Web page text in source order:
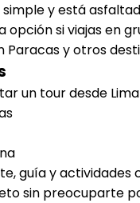
y está
opción si viajas en
Paracas y otros
un tour desde
guía y
sin preocuparte